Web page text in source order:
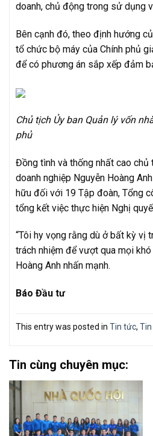
doanh, chủ động trong sử dụng
Bên cạnh đó, theo định hướng
tổ chức bộ máy của Chính phủ
để có phương án sắp xếp đảm
Chủ tịch Ủy ban Quản lý vốn
phủ
Đồng tình và thống nhất cao
doanh nghiệp Nguyễn Hoàng
hữu đối với 19 Tập đoàn, Tổng
tổng kết việc thực hiện Nghị
“Tôi hy vọng rằng dù ở bất kỳ vị
trách nhiệm để vượt qua mọi
Hoàng Anh nhấn mạnh.
Báo Đầu tư
This entry was posted in Tin tức,
Tin cùng chuyên mục: